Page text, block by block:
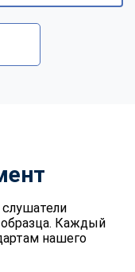
Каждый
нашего